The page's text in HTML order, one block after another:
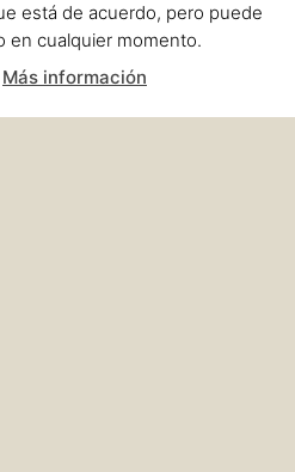
está de acuerdo, pero puede
en cualquier momento.
Más información